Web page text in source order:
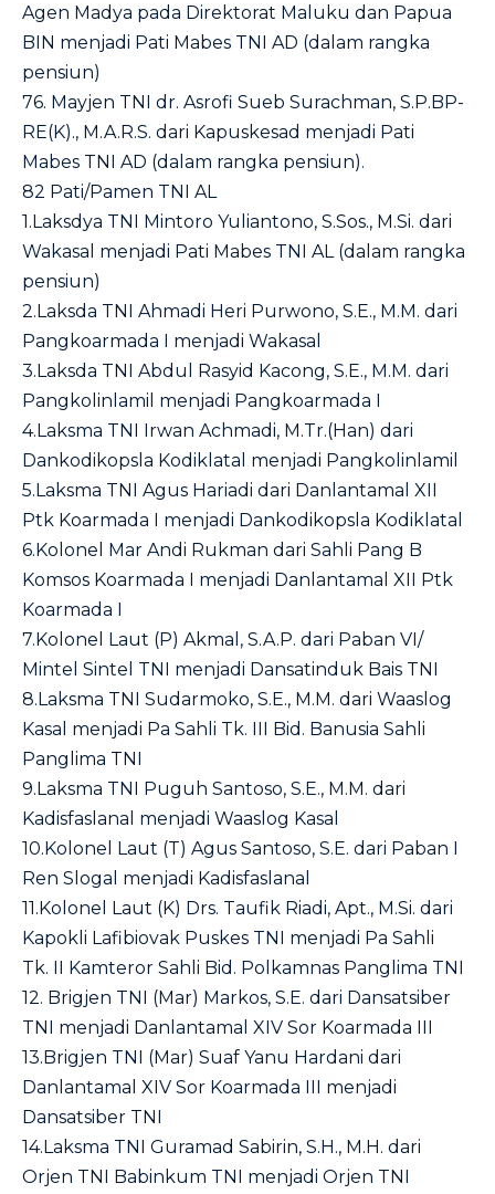
Agen Madya pada Direktorat Maluku dan Papua
BIN menjadi Pati Mabes TNI AD (dalam rangka
pensiun)
76. Mayjen TNI dr. Asrofi Sueb Surachman, S.P.BP-
RE(K)., M.A.R.S. dari Kapuskesad menjadi Pati
Mabes TNI AD (dalam rangka pensiun).
82 Pati/Pamen TNI AL
1.Laksdya TNI Mintoro Yuliantono, S.Sos., M.Si. dari
Wakasal menjadi Pati Mabes TNI AL (dalam rangka
pensiun)
2.Laksda TNI Ahmadi Heri Purwono, S.E., M.M. dari
Pangkoarmada I menjadi Wakasal
3.Laksda TNI Abdul Rasyid Kacong, S.E., M.M. dari
Pangkolinlamil menjadi Pangkoarmada I
4.Laksma TNI Irwan Achmadi, M.Tr.(Han) dari
Dankodikopsla Kodiklatal menjadi Pangkolinlamil
5.Laksma TNI Agus Hariadi dari Danlantamal XII
Ptk Koarmada I menjadi Dankodikopsla Kodiklatal
6.Kolonel Mar Andi Rukman dari Sahli Pang B
Komsos Koarmada I menjadi Danlantamal XII Ptk
Koarmada I
7.Kolonel Laut (P) Akmal, S.A.P. dari Paban VI/
Mintel Sintel TNI menjadi Dansatinduk Bais TNI
8.Laksma TNI Sudarmoko, S.E., M.M. dari Waaslog
Kasal menjadi Pa Sahli Tk. III Bid. Banusia Sahli
Panglima TNI
9.Laksma TNI Puguh Santoso, S.E., M.M. dari
Kadisfaslanal menjadi Waaslog Kasal
10.Kolonel Laut (T) Agus Santoso, S.E. dari Paban I
Ren Slogal menjadi Kadisfaslanal
11.Kolonel Laut (K) Drs. Taufik Riadi, Apt., M.Si. dari
Kapokli Lafibiovak Puskes TNI menjadi Pa Sahli
Tk. II Kamteror Sahli Bid. Polkamnas Panglima TNI
12. Brigjen TNI (Mar) Markos, S.E. dari Dansatsiber
TNI menjadi Danlantamal XIV Sor Koarmada III
13.Brigjen TNI (Mar) Suaf Yanu Hardani dari
Danlantamal XIV Sor Koarmada III menjadi
Dansatsiber TNI
14.Laksma TNI Guramad Sabirin, S.H., M.H. dari
Orjen TNI Babinkum TNI menjadi Orjen TNI